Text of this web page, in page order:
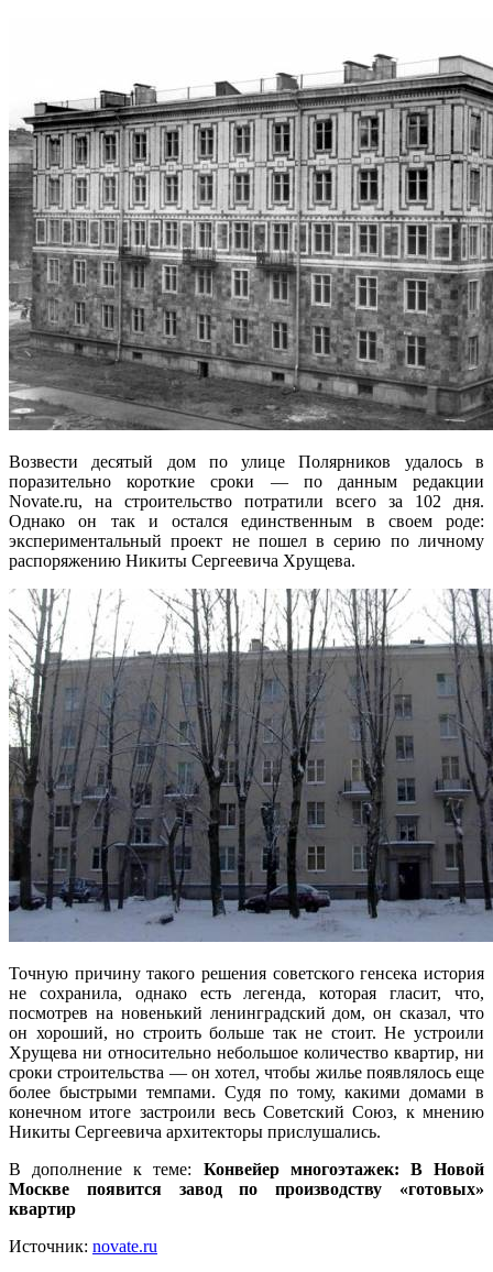
Возвести десятый дом по улице Полярников удалось в
поразительно короткие сроки — по данным редакции
Novate.ru, на строительство потратили всего за 102 дня.
Однако он так и остался единственным в своем роде:
экспериментальный проект не пошел в серию по личному
распоряжению Никиты Сергеевича Хрущева.
Точную причину такого решения советского генсека история
не сохранила, однако есть легенда, которая гласит, что,
посмотрев на новенький ленинградский дом, он сказал, что
он хороший, но строить больше так не стоит. Не устроили
Хрущева ни относительно небольшое количество квартир, ни
сроки строительства — он хотел, чтобы жилье появлялось еще
более быстрыми темпами. Судя по тому, какими домами в
конечном итоге застроили весь Советский Союз, к мнению
Никиты Сергеевича архитекторы прислушались.
В дополнение к теме: Конвейер многоэтажек: В Новой
Москве появится завод по производству «готовых»
квартир
Источник: novate.ru